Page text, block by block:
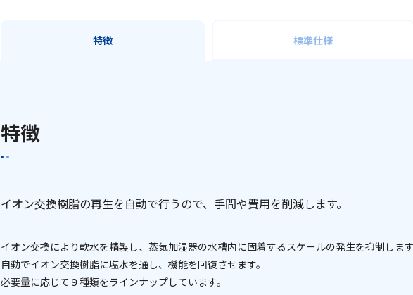
特徴 標準仕様
特徴
イオン交換樹脂の再生を自動で行うので、手間や費用を削減します。
イオン交換により軟水を精製し、蒸気加湿器の水槽内に固着するスケールの発生を抑制しま
自動でイオン交換樹脂に塩水を通し、機能を回復させます。
必要量に応じて９種類をラインナップしています。